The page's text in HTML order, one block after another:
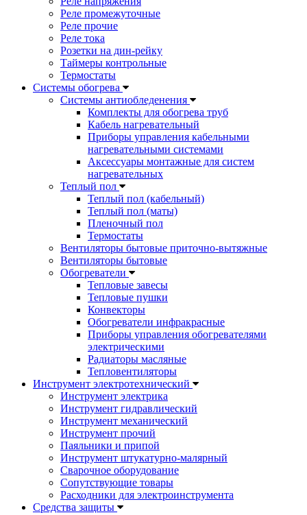
Реле промежуточные
Реле прочие
Реле тока
Розетки на дин-рейку
Таймеры контрольные
Термостаты
Системы обогрева
Системы антиобледенения
Комплекты для обогрева труб
Кабель нагревательный
Приборы управления кабельными
нагревательными системами
Аксессуары монтажные для систем
нагревательных
Теплый пол
Теплый пол (кабельный)
Теплый пол (маты)
Пленочный пол
Термостаты
Вентиляторы бытовые приточно-вытяжные
Вентиляторы бытовые
Обогреватели
Тепловые завесы
Тепловые пушки
Конвекторы
Обогреватели инфракрасные
Приборы управления обогревателями
электрическими
Радиаторы масляные
Тепловентиляторы
Инструмент электротехнический
Инструмент электрика
Инструмент гидравлический
Инструмент механический
Инструмент прочий
Паяльники и припой
Инструмент штукатурно-малярный
Сварочное оборудование
Сопутствующие товары
Расходники для электроинструмента
Cредства защиты